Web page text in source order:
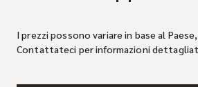
I prezzi possono variare in base al
Contattateci per informazioni